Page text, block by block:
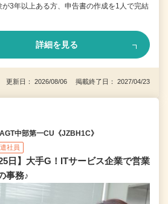
が3年以上ある方、申告書の作成を1人で完結
詳細を見る
更新日： 2026/08/06 掲載終了日： 2027/04/23
中部第一CU《JZBH1C》
社員
日】大手G！ITサービス企業で営業
事務♪